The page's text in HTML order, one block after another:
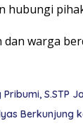
hubungi
dan warga
S.STP
Berkunjung